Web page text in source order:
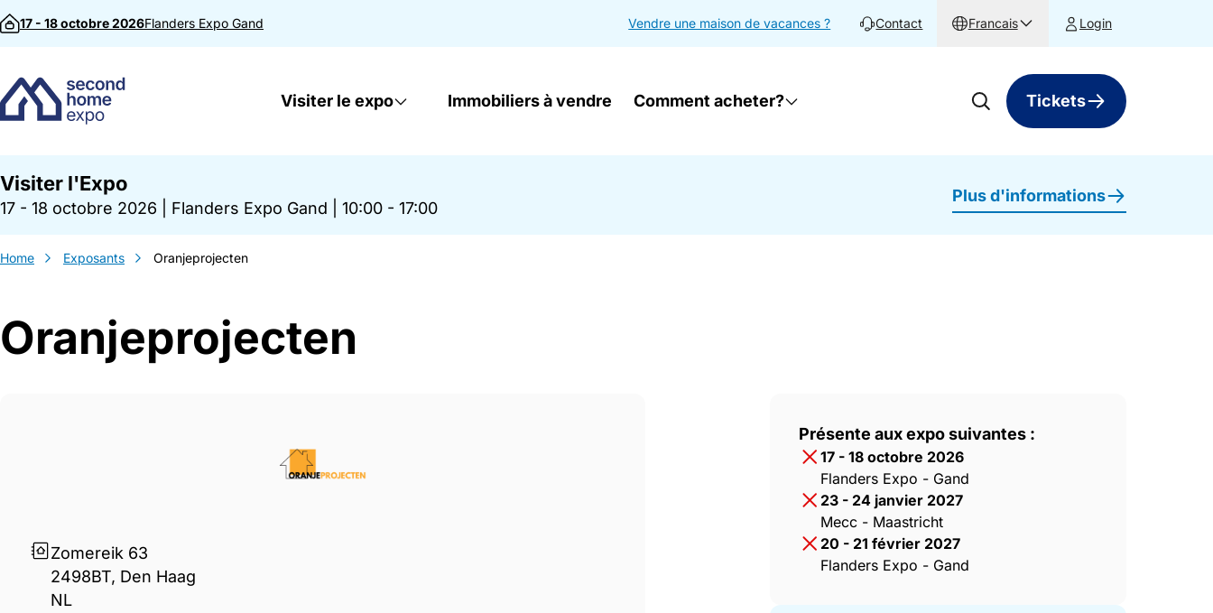
Passer au contenu
17 - 18 octobre 2026Flanders Expo Gand Vendre une maison de vacances ? Contact Francais Login
Visiter le expo Immobiliers à vendre Comment acheter? Tickets
Visiter l'Expo
17 - 18 octobre 2026 Flanders Expo Gand 10:00 - 17:00
Plus d'informations
Home Exposants Oranjeprojecten
Oranjeprojecten
Zomereik 63
2498BT, Den Haag
NL
Présente aux expo suivantes :
17 - 18 octobre 2026
Flanders Expo - Gand
23 - 24 janvier 2027
Mecc - Maastricht
20 - 21 février 2027
Flanders Expo - Gand